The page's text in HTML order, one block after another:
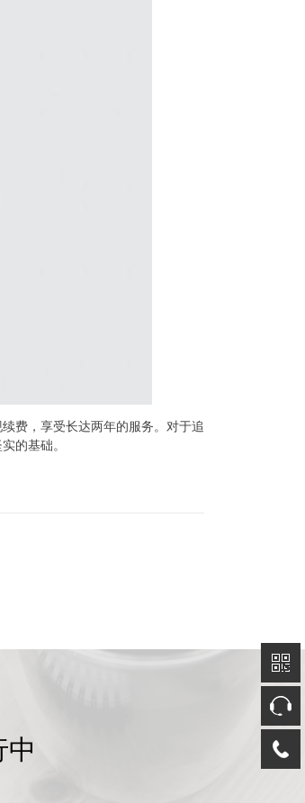
费，享受长达两年的服务。对于追
的基础。